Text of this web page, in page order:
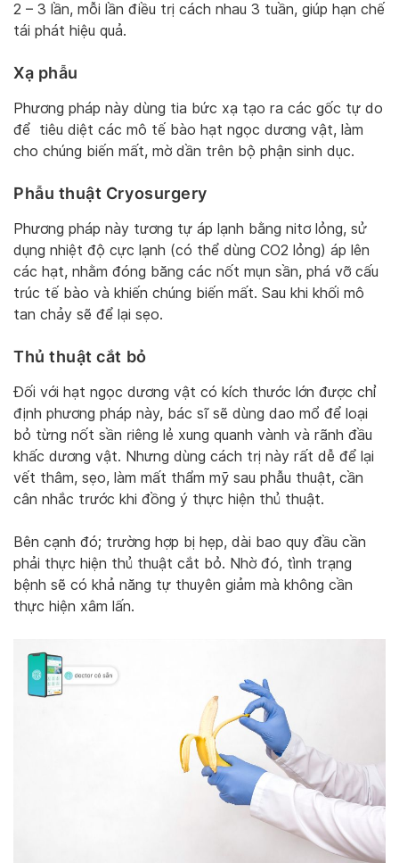
2 – 3 lần, mỗi lần điều trị cách nhau 3 tuần, giúp hạn chế
tái phát hiệu quả.
Xạ phẫu
Phương pháp này dùng tia bức xạ tạo ra các gốc tự do
để tiêu diệt các mô tế bào hạt ngọc dương vật, làm
cho chúng biến mất, mờ dần trên bộ phận sinh dục.
Phẫu thuật Cryosurgery
Phương pháp này tương tự áp lạnh bằng nitơ lỏng, sử
dụng nhiệt độ cực lạnh (có thể dùng CO2 lỏng) áp lên
các hạt, nhằm đóng băng các nốt mụn sần, phá vỡ cấu
trúc tế bào và khiến chúng biến mất. Sau khi khối mô
tan chảy sẽ để lại sẹo.
Thủ thuật cắt bỏ
Đối với hạt ngọc dương vật có kích thước lớn được chỉ
định phương pháp này, bác sĩ sẽ dùng dao mổ để loại
bỏ từng nốt sần riêng lẻ xung quanh vành và rãnh đầu
khấc dương vật. Nhưng dùng cách trị này rất dễ để lại
vết thâm, sẹo, làm mất thẩm mỹ sau phẫu thuật, cần
cân nhắc trước khi đồng ý thực hiện thủ thuật.
Bên cạnh đó; trường hợp bị hẹp, dài bao quy đầu cần
phải thực hiện thủ thuật cắt bỏ. Nhờ đó, tình trạng
bệnh sẽ có khả năng tự thuyên giảm mà không cần
thực hiện xâm lấn.